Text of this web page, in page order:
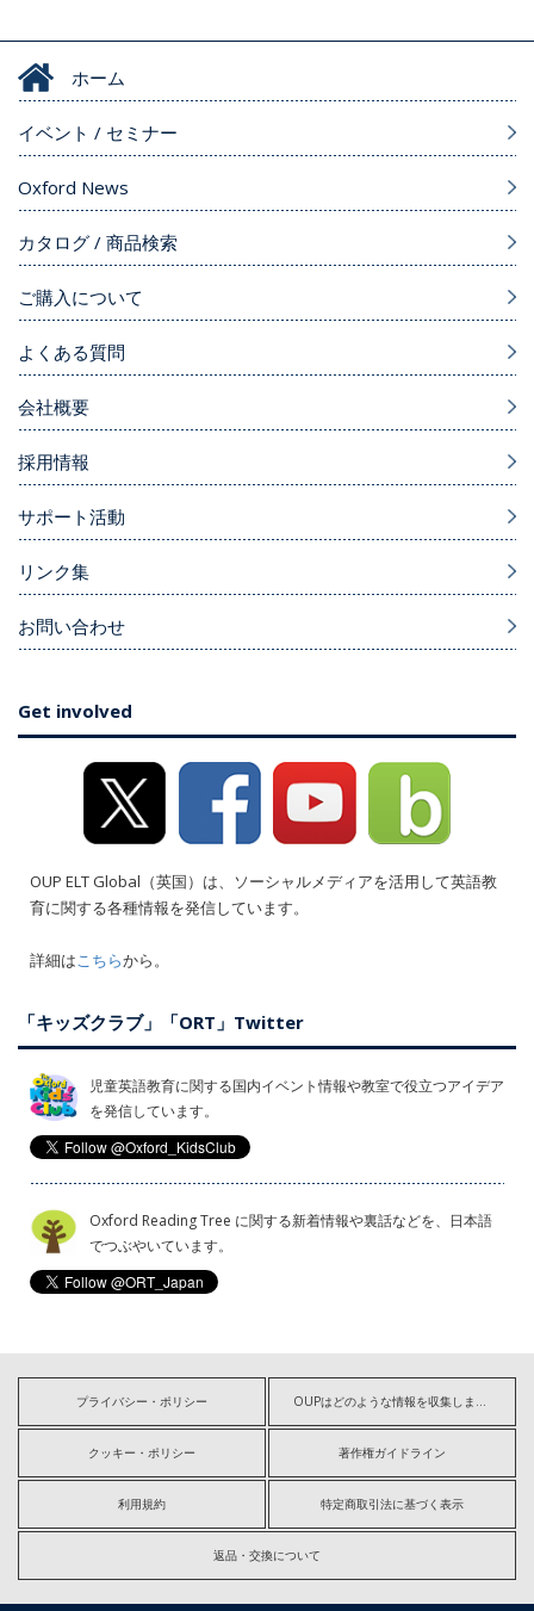
ホーム
イベント / セミナー
Oxford News
カタログ / 商品検索
ご購入について
よくある質問
会社概要
採用情報
サポート活動
リンク集
お問い合わせ
Get involved
OUP ELT Global（英国）は、ソーシャルメディアを活用して英語教
育に関する各種情報を発信しています。
詳細はこちらから。
「キッズクラブ」「ORT」Twitter
児童英語教育に関する国内イベント情報や教室で役立つアイデア
を発信しています。
Oxford Reading Tree に関する新着情報や裏話などを、日本語
でつぶやいています。
プライバシー・ポリシー
クッキー・ポリシー 著作権ガイドライン
利用規約 特定商取引法に基づく表示
返品・交換について